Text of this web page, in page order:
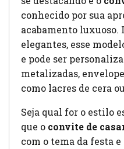
conhecido por sua
acabamento
elegantes, esse
e pode ser
metalizadas,
como lacres de cera
Seja qual for o estilo
que o convite de
com o tema da festa